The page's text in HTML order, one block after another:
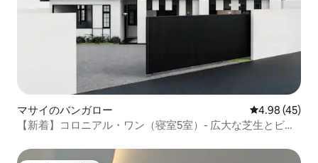
マサイのバンガロー レビュー45
4.98 (45)
【新着】コロニアル・ワン（寝室5室）- 広大な芝生とビリ